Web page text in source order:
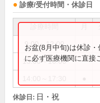
診療/受付時間・休診日
9:00～12:00 ●
13:00～16:00
お盆(8月中旬)は休診
に必ず医療機関に直接
休診日: 日・祝